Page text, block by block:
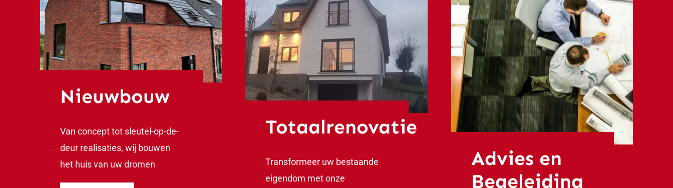
Nieuwbouw
Van concept tot sleutel-op-de-
deur realisaties, wij bouwen
het huis van uw dromen
Totaalrenovatie
Transformeer uw bestaande
eigendom met onze
Advies en
Begeleiding